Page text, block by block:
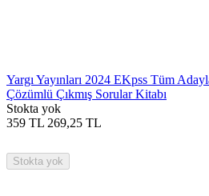
Yargı Yayınları 2024 EKpss Tüm
Çözümlü Çıkmış Sorular Kitabı
Stokta yok
359 TL 269,25 TL
Stokta yok